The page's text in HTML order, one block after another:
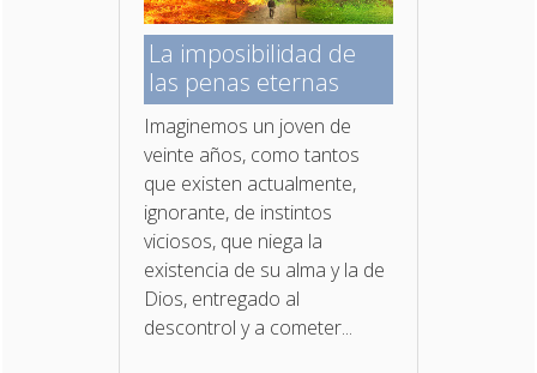
La imposibilidad de
las penas eternas
Imaginemos un joven de
veinte años, como tantos
que existen actualmente,
ignorante, de instintos
viciosos, que niega la
existencia de su alma y la de
Dios, entregado al
descontrol y a cometer...